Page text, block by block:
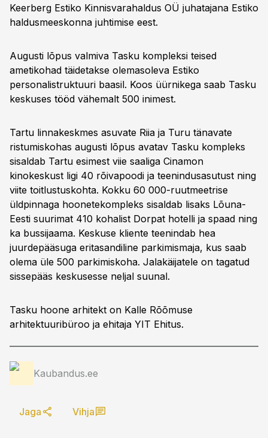
Keerberg Estiko Kinnisvarahaldus OÜ juhatajana Estiko
haldusmeeskonna juhtimise eest.
Augusti lõpus valmiva Tasku kompleksi teised
ametikohad täidetakse olemasoleva Estiko
personalistruktuuri baasil. Koos üürnikega saab Tasku
keskuses tööd vähemalt 500 inimest.
Tartu linnakeskmes asuvate Riia ja Turu tänavate
ristumiskohas augusti lõpus avatav Tasku kompleks
sisaldab Tartu esimest viie saaliga Cinamon
kinokeskust ligi 40 rõivapoodi ja teenindusasutust ning
viite toitlustuskohta. Kokku 60 000-ruutmeetrise
üldpinnaga hoonetekompleks sisaldab lisaks Lõuna-
Eesti suurimat 410 kohalist Dorpat hotelli ja spaad ning
ka bussijaama. Keskuse kliente teenindab hea
juurdepääsuga eritasandiline parkimismaja, kus saab
olema üle 500 parkimiskoha. Jalakäijatele on tagatud
sissepääs keskusesse neljal suunal.
Tasku hoone arhitekt on Kalle Rõõmuse
arhitektuuribüroo ja ehitaja YIT Ehitus.
Kaubandus.ee
Jaga Vihja